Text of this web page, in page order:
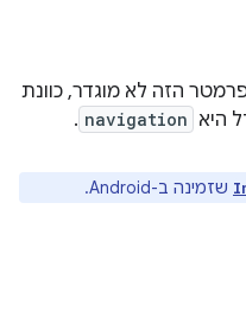
הזה לא מוגדר, כוונת
היא navigation
.
שזמינה ב-Android.